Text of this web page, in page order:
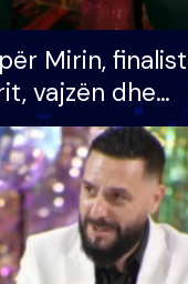
Mirin,
vajzën dhe
S’kemi
jo?